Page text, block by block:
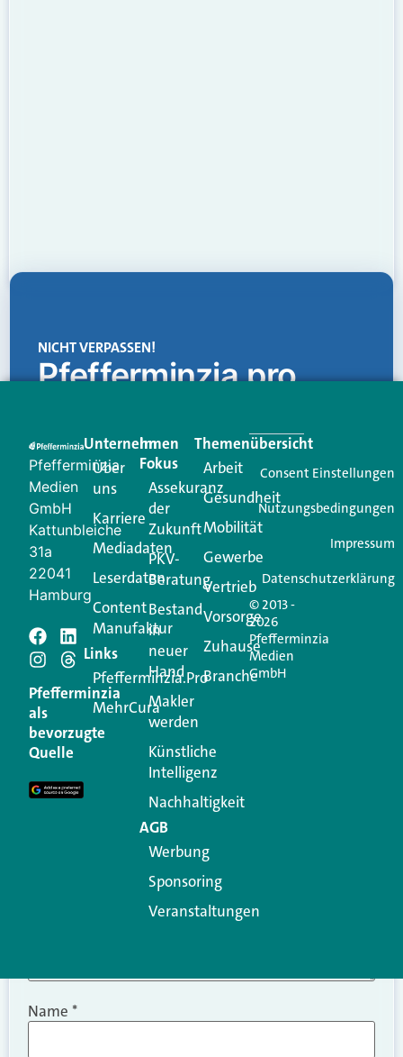
NICHT VERPASSEN!
Pfefferminzia.pro
Creator für Ihre Kundenkommunikation. Alles, was
Ihren Vertriebsalltag leichter macht. Mit nur einem
Login.
Jetzt anmelden
Schreiben Sie einen
Kommentar
Ihre E-Mail-Adresse wird nicht veröffentlicht.
Erforderliche Felder sind mit
Kommentar
Name *
Pfefferminzia
Medien
GmbH
Kattunbleiche
31a
22041
Hamburg
Pfefferminzia
als
bevorzugte
Quelle
Unternehmen
Über
uns
Karriere
Mediadaten
Leserdaten
Content
Manufaktur
Links
Pfefferminzia.Pro
MehrCura
Im
Fokus
Assekuranz
der
Zukunft
PKV-
Beratung
Bestand
in
neuer
Hand
Makler
werden
Künstliche
Intelligenz
Nachhaltigkeit
AGB
Werbung
Sponsoring
Veranstaltungen
Themenübersicht
Arbeit
Gesundheit
Mobilität
Gewerbe
Vertrieb
Vorsorge
Zuhause
Branche
© 2013 -
2026
Pfefferminzia
Medien
GmbH
Consent Einstellungen
Nutzungsbedingungen
Impressum
Datenschutzerklärung